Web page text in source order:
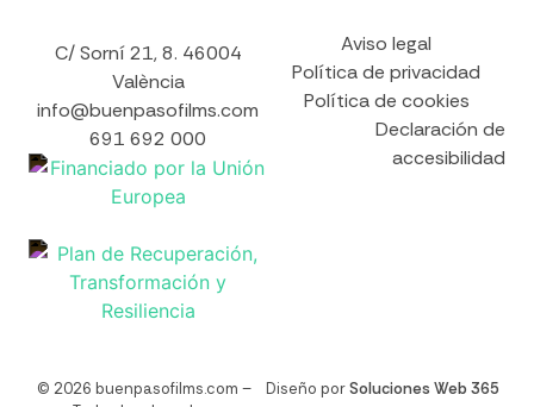
C/ Sorní 21, 8. 46004
València
info@buenpasofilms.com
691 692 000
Aviso legal
Política de privacidad
Política de cookies
Declaración de
accesibilidad
© 2026 buenpasofilms.com –
Diseño porSoluciones Web 365